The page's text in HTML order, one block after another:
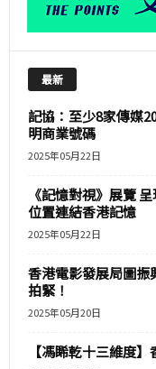
最新
記協：至少8家傳媒
明商業號碼
2025年05月22日
《記憶對視》展覽
位置連結香港記憶
2025年05月22日
香港電影發展局圖
拍緊！
2025年05月20日
【馮睎乾十三維度